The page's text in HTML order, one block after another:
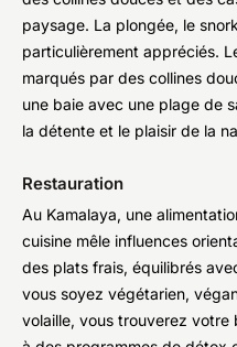
paysage. La plongée, le
particulièrement appréciés.
marqués par des collines
une baie avec une plage de
la détente et le plaisir de la
Restauration
Au Kamalaya, une
cuisine mêle influences
des plats frais, équilibrés
vous soyez végétarien,
volaille, vous trouverez votre